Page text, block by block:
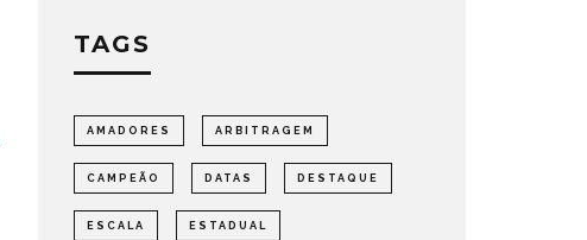
TAGS
AMADORES ARBITRAGEM
CAMPEÃO DATAS DESTAQUE
ESCALA ESTADUAL